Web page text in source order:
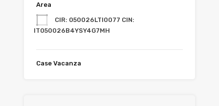
Area
CIR: 050026LTI0077 CIN:
IT050026B4YSY4G7MH
Case Vacanza